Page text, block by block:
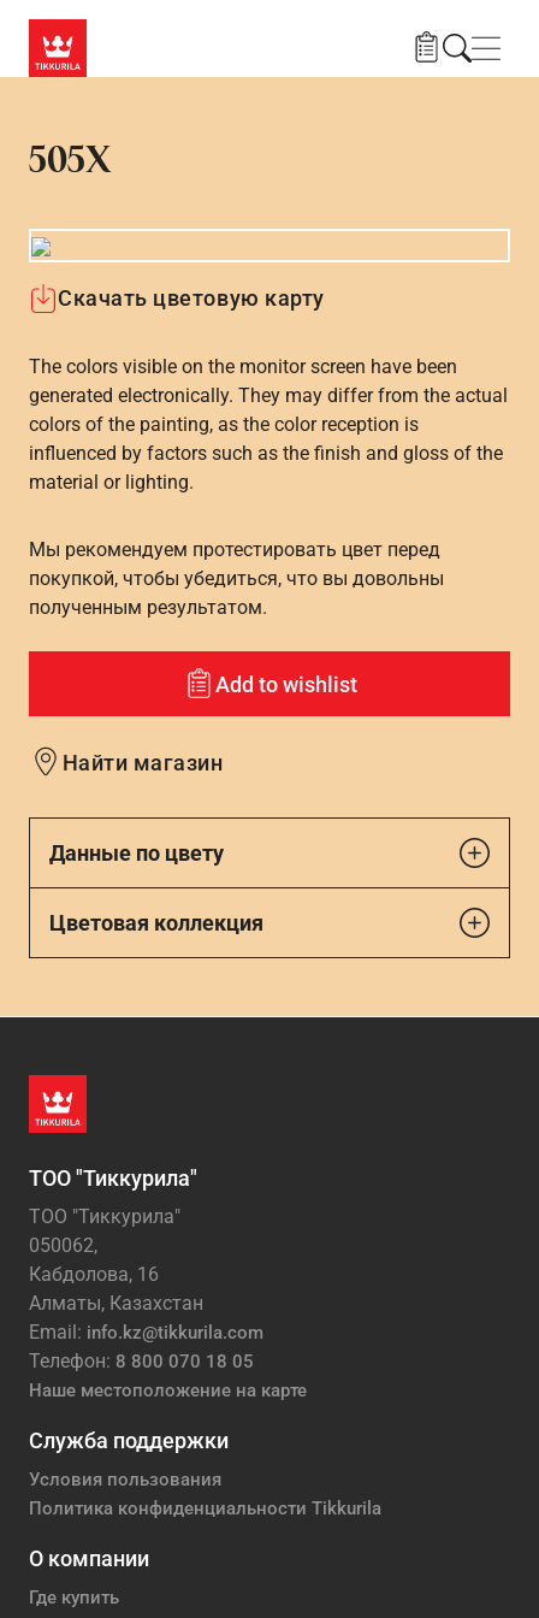
505X
Скачать цветовую карту
The colors visible on the monitor screen have been
generated electronically. They may differ from the actual
colors of the painting, as the color reception is
influenced by factors such as the finish and gloss of the
material or lighting.
Мы рекомендуем протестировать цвет перед
покупкой, чтобы убедиться, что вы довольны
полученным результатом.
Add to wishlist
Найти магазин
Данные по цвету
Цветовая коллекция
ТОО "Тиккурила"
ТОО "Тиккурила"
050062,
Кабдолова, 16
Алматы, Казахстан
Email: info.kz@tikkurila.com
Телефон: 8 800 070 18 05
Наше местоположение на карте
Служба поддержки
Условия пользования
Политика конфиденциальности Tikkurila
О компании
Где купить